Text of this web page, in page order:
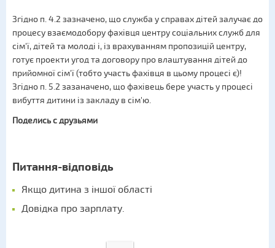
Згідно п. 4.2 зазначено, що служба у справах дітей залучає до
процесу взаємодобору фахівця центру соціальних служб для
сім'ї, дітей та молоді і, із врахуванням пропозицій центру,
готує проекти угод та договору про влаштування дітей до
прийомної сім'ї (тобто участь фахівця в цьому процесі є)!
Згідно п. 5.2 зазаначено, що фахівець бере участь у процесі
вибуття дитини із закладу в сім'ю.
Поделись с друзьями
Питання-відповідь
Якщо дитина з іншої області
Довідка про зарплату.